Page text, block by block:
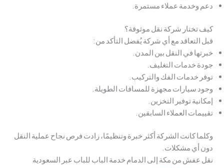
دعم وخدمة عملاء مستمرة.
كيف تختار شركة نقل موثوقة؟
قبل التعاقد مع أي شركة يُفضل التأكد من:
خبرتها في النقل بين المدن.
جودة خدمات التغليف.
توفر خدمات الفك والتركيب.
وجود سيارات مجهزة للمسافات الطويلة.
إمكانية توفير التخزين.
تقييمات العملاء السابقين.
وكلما كانت الشركة أكثر خبرة وتنظيمًا، زادت فرص نجاح عملية النقل
دون أي مشكلات.
نقل عفش من مكة إلى الدمام خدمة الباب للباب عبر السعودية